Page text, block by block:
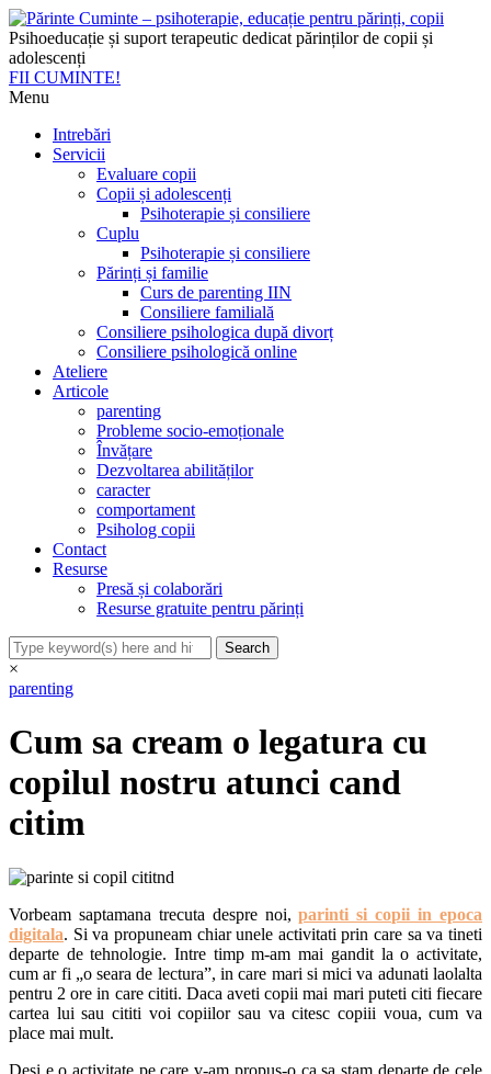
Psihoeducație și suport terapeutic dedicat părinților de copii și
adolescenți
FII CUMINTE!
Menu
Intrebări
Servicii
Evaluare copii
Copii și adolescenți
Psihoterapie și consiliere
Cuplu
Psihoterapie și consiliere
Părinți și familie
Curs de parenting IIN
Consiliere familială
Consiliere psihologica după divorț
Consiliere psihologică online
Ateliere
Articole
parenting
Probleme socio-emoționale
Învățare
Dezvoltarea abilităților
caracter
comportament
Psiholog copii
Contact
Resurse
Presă și colaborări
Resurse gratuite pentru părinți
×
parenting
Cum sa cream o legatura cu
copilul nostru atunci cand
citim
Vorbeam saptamana trecuta despre noi,parinti si copii in epoca
digitala. Si va propuneam chiar unele activitati prin care sa va tineti
departe de tehnologie. Intre timp m-am mai gandit la o activitate,
cum ar fi „o seara de lectura”, in care mari si mici va adunati laolalta
pentru 2 ore in care cititi. Daca aveti copii mai mari puteti citi fiecare
cartea lui sau cititi voi copiilor sau va citesc copiii voua, cum va
place mai mult.
Desi e o activitate pe care v-am propus-o ca sa stam departe de cele